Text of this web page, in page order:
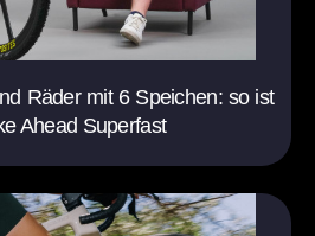
Räder mit 6 Speichen: so ist
Ahead Superfast